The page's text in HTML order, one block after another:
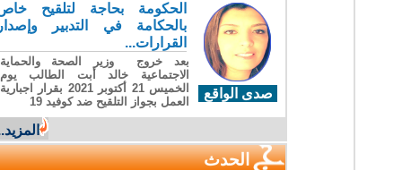
صدى الواقع
الحكومة بحاجة لتلقيح خاص
بالحكامة في التدبير وإصدار
القرارات...
بعد خروج وزير الصحة والحماية
الاجتماعية خالد أبت الطالب يوم
الخميس 21 أكتوبر 2021 بقرار اجبارية
العمل بجواز التلقيح ضد كوفيد 19
المزيد...
الحدث